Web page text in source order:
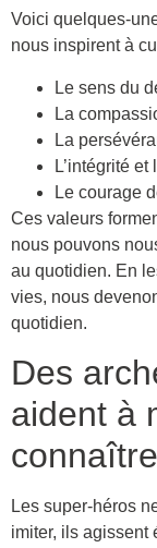
Voici quelques-
nous inspirent à
Le sens du
La
La
L’intégrité et
Le courage
Ces valeurs
nous pouvons
au quotidien. En
vies, nous
quotidien.
Des
aident à
connaître
Les super-héros
imiter, ils agissent